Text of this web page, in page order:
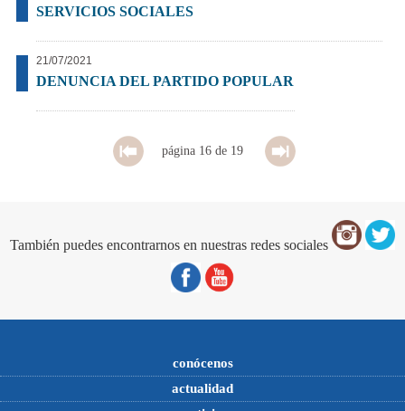
SERVICIOS SOCIALES
21/07/2021
DENUNCIA DEL PARTIDO POPULAR
página 16 de 19
También puedes encontrarnos en nuestras redes sociales
conócenos
actualidad